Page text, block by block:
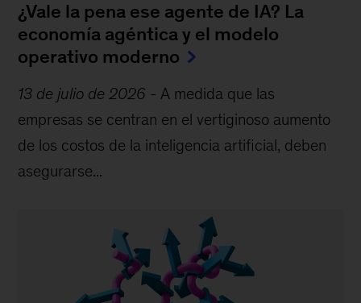
¿Vale la pena ese agente de IA? La
economía agéntica y el modelo
operativo moderno
13 de julio de 2026 -A medida que las
empresas se centran en el vertiginoso aumento
de los costos de la inteligencia artificial, deben
asegurarse...